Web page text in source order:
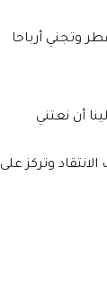
وتجني أرباحا
أن نعتني
وتركز على